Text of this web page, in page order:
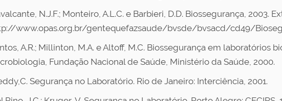
N.J.F.; Monteiro, A.L.C. e Barbieri, D.D. Biossegurança, 2003.
www.opas.org.br/gentequefazsaude/bvsde/bvsacd/cd49/
A.R.; Millinton, M.A. e Altoff, M.C. Biossegurança em laboratórios
Fundação Nacional de Saúde, Ministério da Saúde, 2000.
Segurança no Laboratório. Rio de Janeiro: Interciência, 2001.